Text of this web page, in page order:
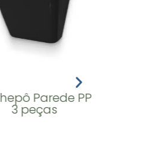
Parede PP Preto
3 peças